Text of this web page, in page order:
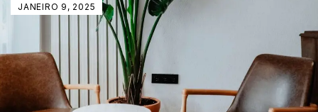
JANEIRO 9, 2025